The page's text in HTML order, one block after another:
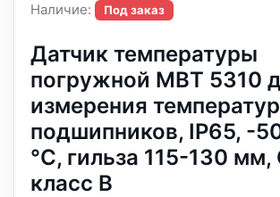
Наличие:
Под заказ
Датчик температуры
погружной MBT 5310
измерения
подшипников, IP65, -
°C, гильза 115-130 мм,
класс B